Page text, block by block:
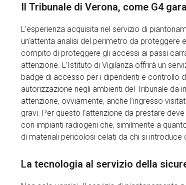
Il Tribunale di Verona, come G4
L’esperienza acquisita nel servizio di
un’attenta analisi del perimetro da proteggere
compito di proteggere gli accessi ai passi
attenzione. L’Istituto di Vigilanza offrirà un
badge di accesso per i dipendenti e controllo
autorizzazione negli ambienti del Tribunale da
attenzione, ovviamente, anche l’ingresso
gravi. Per questo l’attenzione da prestare
con impianti radiogeni che, similmente a
di materiali pericolosi celati da chi si introduce
La tecnologia al servizio della